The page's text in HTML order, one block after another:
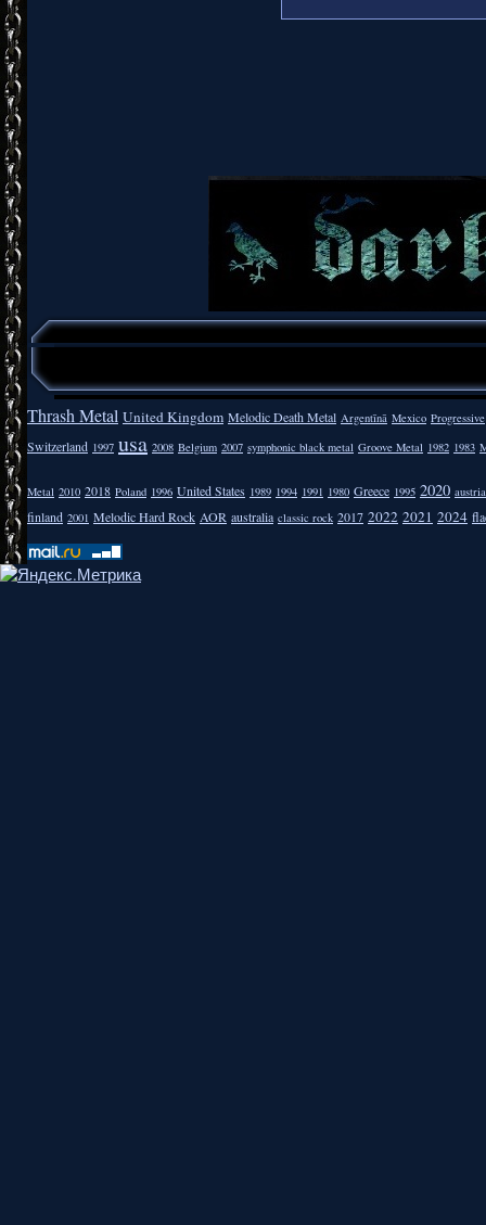
Thrash Metal United Kingdom Melodic Death Metal Argentīnā Mexico Progressive
Switzerland 1997 usa 2008 Belgium 2007 symphonic black metal Groove Metal 1982 1983
Metal 2010 2018 Poland 1996 United States 1989 1994 1991 1980 Greece 1995 2020 austria
finland 2001 Melodic Hard Rock AOR australia classic rock 2017 2022 2021 2024